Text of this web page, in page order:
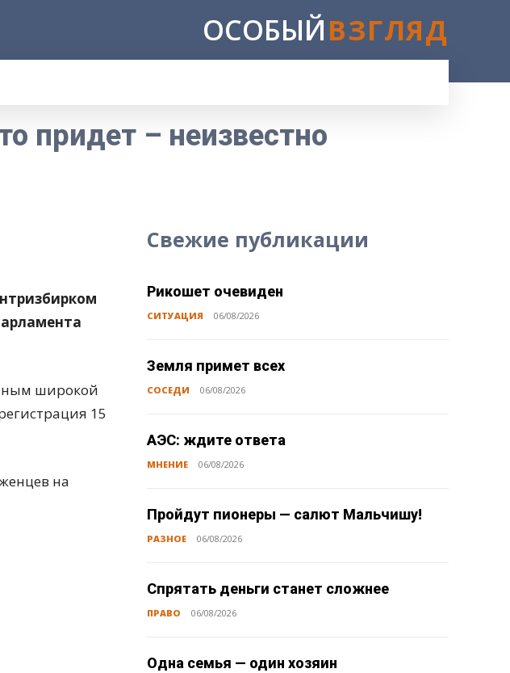
ОСОБЫЙВЗГЛЯД
придет – неизвестно
широкой
15
на
Свежие публикации
Рикошет очевиден
СИТУАЦИЯ 06/08/2026
Земля примет всех
СОСЕДИ 06/08/2026
АЭС: ждите ответа
МНЕНИЕ 06/08/2026
Пройдут пионеры — салют Мальчишу!
РАЗНОЕ 06/08/2026
Спрятать деньги станет сложнее
ПРАВО 06/08/2026
Одна семья — один хозяин